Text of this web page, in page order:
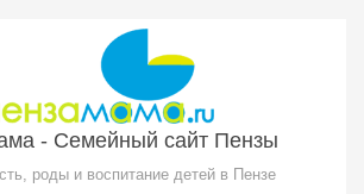
- Семейный сайт Пензы
роды и воспитание детей в Пензе